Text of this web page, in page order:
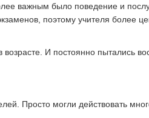
важным было поведение и
поэтому учителя более
И постоянно пытались
Просто могли действовать